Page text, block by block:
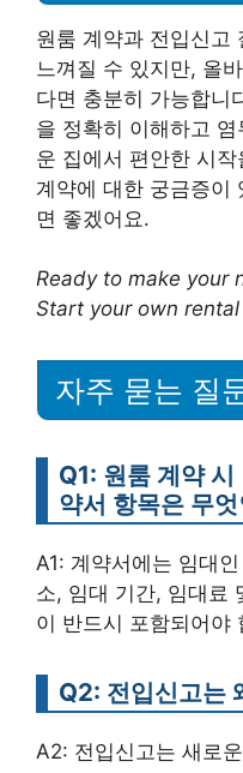
원룸 계약과 전입신고
느껴질 수 있지만, 올
다면 충분히 가능합니
을 정확히 이해하고
운 집에서 편안한 시
계약에 대한 궁금증이
면 좋겠어요.
Ready to make your
Start your own
자주 묻는 질
Q1: 원룸 계약
약서 항목은 무
A1: 계약서에는 임대
소, 임대 기간, 임대료
이 반드시 포함되어야
Q2: 전입신고는
A2: 전입신고는 새로